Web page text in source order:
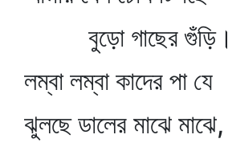
বুড়ো গাছের গুঁড়ি।
লম্বা লম্বা কাদের পা যে
ঝুলছে ডালের মাঝে মাঝে,